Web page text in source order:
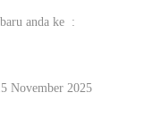
anda ke :
November 2025